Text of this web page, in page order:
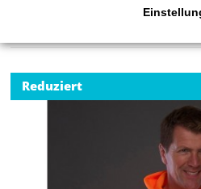
Reduziert